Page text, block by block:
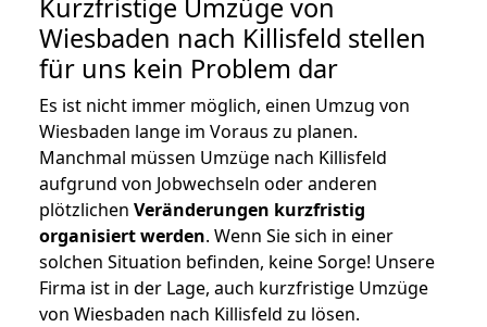
Kurzfristige Umzüge von
Wiesbaden nach Killisfeld stellen
für uns kein Problem dar
Es ist nicht immer möglich, einen Umzug von
Wiesbaden lange im Voraus zu planen.
Manchmal müssen Umzüge nach Killisfeld
aufgrund von Jobwechseln oder anderen
plötzlichen Veränderungen kurzfristig
organisiert werden. Wenn Sie sich in einer
solchen Situation befinden, keine Sorge! Unsere
Firma ist in der Lage, auch kurzfristige Umzüge
von Wiesbaden nach Killisfeld zu lösen.